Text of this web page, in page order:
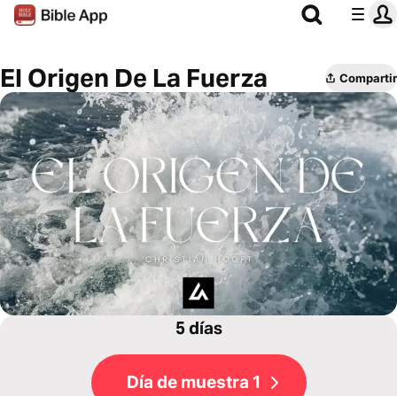
El Origen De La Fuerza Compartir
5 días
Día de muestra 1